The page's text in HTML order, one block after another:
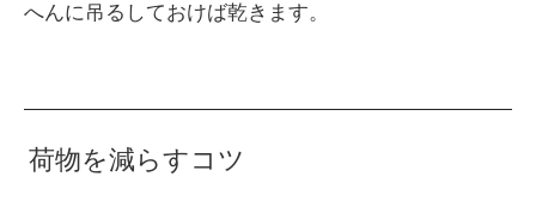
へんに吊るしておけば乾きます。
荷物を減らすコツ